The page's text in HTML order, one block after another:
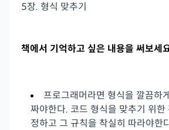
5장. 형식 맞추기
책에서 기억하고 싶은 내용을 써보세
프로그래머라면 형식을 깔끔하
짜야한다. 코드 형식을 맞추기 위한
정하고 그 규칙을 착실히 따라야한